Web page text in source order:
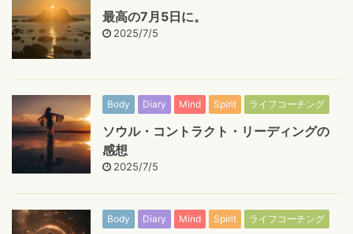
最高の7月5日に。
2025/7/5
Body Diary Mind Spirit ライフコーチング
ソウル・コントラクト・リーディングの
感想
2025/7/5
Body Diary Mind Spirit ライフコーチング